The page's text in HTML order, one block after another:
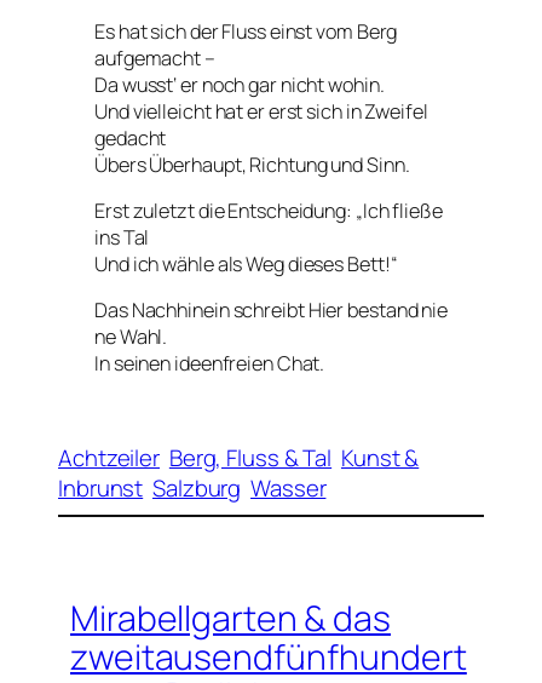
Es hat sich der Fluss einst vom Berg
aufgemacht –
Da wusst‘ er noch gar nicht wohin.
Und vielleicht hat er erst sich in Zweifel
gedacht
Übers Überhaupt, Richtung und Sinn.
Erst zuletzt die Entscheidung: „Ich fließe
ins Tal
Und ich wähle als Weg dieses Bett!“
Das Nachhinein schreibtHier bestand nie
ne Wahl.
In seinen ideenfreien Chat.
Achtzeiler Berg, Fluss & Tal Kunst &
Inbrunst Salzburg Wasser
Mirabellgarten & das
zweitausendfünfhundert